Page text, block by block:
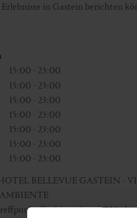
in Gastein berichten
15:00 - 23:00
15:00 - 23:00
15:00 - 23:00
15:00 - 23:00
15:00 - 23:00
15:00 - 23:00
15:00 - 23:00
BELLEVUE GASTEIN -
für feine Abende? Und